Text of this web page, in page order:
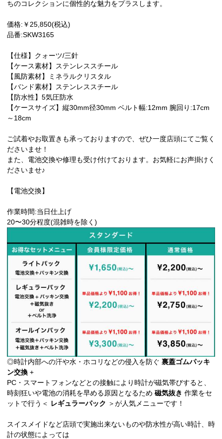
ちのコレクションに個性的な魅力をプラスします。
価格:￥25,850(税込)
品番:SKW3165
【仕様】クォーツ/三針
【ケース素材】ステンレススチール
【風防素材】ミネラルクリスタル
【バンド素材】ステンレススチール
【防水性】5気圧防水
【ケースサイズ】縦30mm径30mm ベルト幅:12mm 腕回り:17cm
～18cm
ご試着やお取置きも承っておりますので、ぜひ一度店頭にてご覧く
ださいませ！
また、電池交換や修理も受け付けております。お気軽にお声掛けく
ださいませ♪
【電池交換】
作業時間:当日仕上げ
20〜30分程度(混雑時を除く)
◎時計内部への汗や水・ホコリなどの侵入を防ぐ 裏蓋ゴムパッキ
ン交換 +
PC・スマートフォンなどとの接触により時計が磁気帯びすると、
時刻狂いや電池の消耗を早める原因となるため 磁気抜き 作業をセ
ットで行う＜ レギュラーパック ＞が人気メニューです！
スイスメイドなど店頭で実施出来ないものや防水性が高い時計、時
計の状態によっては